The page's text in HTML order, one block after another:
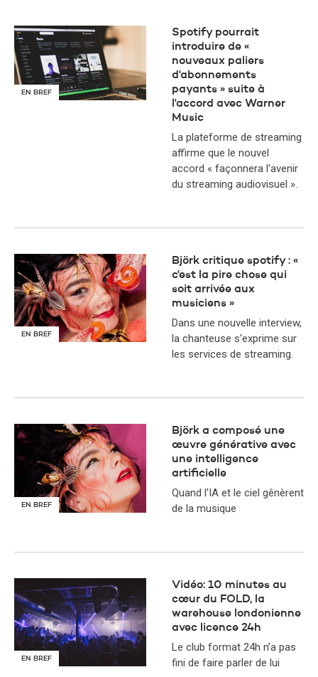
EN BREF
Spotify pourrait
introduire de «
nouveaux paliers
d'abonnements
payants » suite à
l'accord avec Warner
Music
La plateforme de streaming
affirme que le nouvel
accord « façonnera l'avenir
du streaming audiovisuel ».
EN BREF
Björk critique spotify : «
c'est la pire chose qui
soit arrivée aux
musiciens »
Dans une nouvelle interview,
la chanteuse s'exprime sur
les services de streaming.
EN BREF
Björk a composé une
œuvre générative avec
une intelligence
artificielle
Quand l'IA et le ciel gênèrent
de la musique
EN BREF
Vidéo: 10 minutes au
cœur du FOLD, la
warehouse londonienne
avec licence 24h
Le club format 24h n’a pas
fini de faire parler de lui